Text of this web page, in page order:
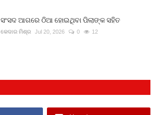
ସଂସଦ ଆଗରେ ଠିଆ ହୋଇଥିବା ପିଲାଙ୍କ ସହିତ
କେଦାର ମିଶ୍ର Jul 20, 2026 0 12